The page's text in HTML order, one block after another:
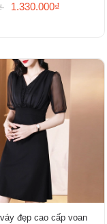
1.330.000₫
đẹp cao cấp voan